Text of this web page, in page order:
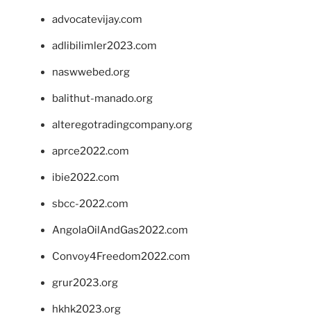
advocatevijay.com
adlibilimler2023.com
naswwebed.org
balithut-manado.org
alteregotradingcompany.org
aprce2022.com
ibie2022.com
sbcc-2022.com
AngolaOilAndGas2022.com
Convoy4Freedom2022.com
grur2023.org
hkhk2023.org